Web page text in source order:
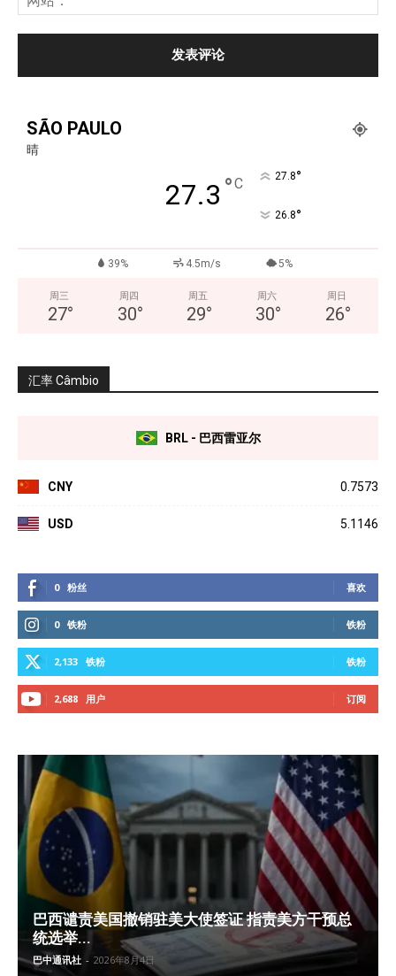
SÃO PAULO
晴
27.3 °C 27.8°
26.8°
39% 4.5m/s 5%
周三
27°
周四
30°
周五
29°
周六
30°
周日
26°
汇率 Câmbio
BRL - 巴西雷亚尔
CNY 0.7573
USD 5.1146
0 粉丝 喜欢
0 铁粉 铁粉
2,133 铁粉 铁粉
2,688 用户 订阅
巴西谴责美国撤销驻美大使签证 指责美方干预总
统选举...
巴中通讯社 - 2026年8月4日